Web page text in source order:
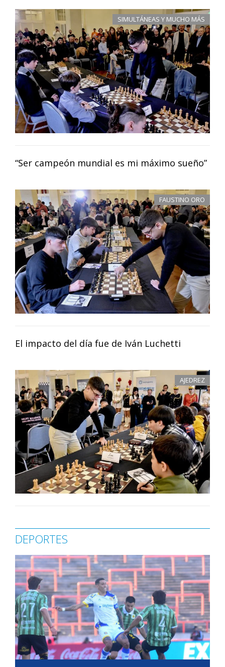
SIMULTÁNEAS Y MUCHO MÁS
“Ser campeón mundial es mi máximo sueño”
FAUSTINO ORO
El impacto del día fue de Iván Luchetti
AJEDREZ
DEPORTES